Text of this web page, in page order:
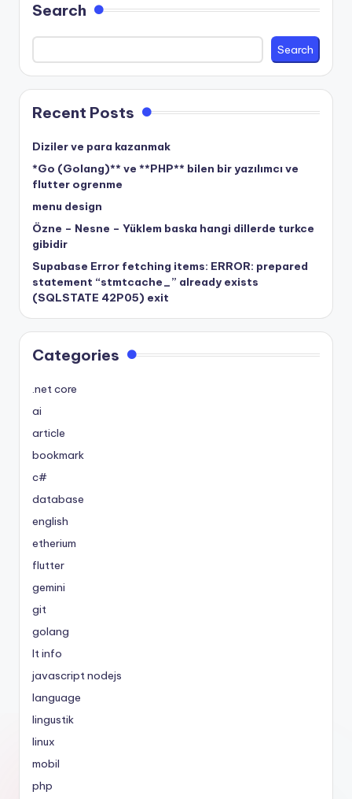
Search
Search
Recent Posts
Diziler ve para kazanmak
*Go (Golang)** ve **PHP** bilen bir yazılımcı ve
flutter ogrenme
menu design
Özne – Nesne – Yüklem baska hangi dillerde turkce
gibidir
Supabase Error fetching items: ERROR: prepared
statement “stmtcache_” already exists
(SQLSTATE 42P05) exit
Categories
.net core
ai
article
bookmark
c#
database
english
etherium
flutter
gemini
git
golang
It info
javascript nodejs
language
lingustik
linux
mobil
php